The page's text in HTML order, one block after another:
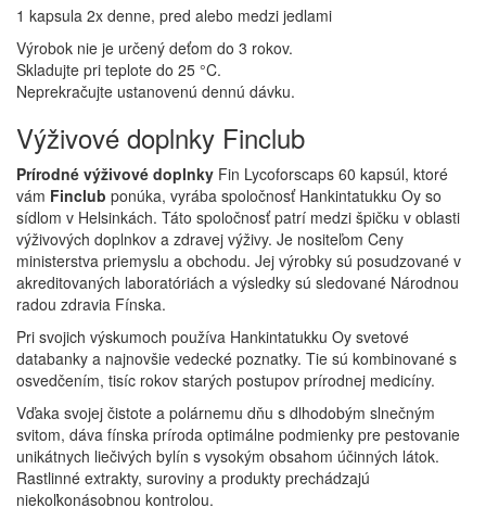
1 kapsula 2x denne, pred alebo medzi jedlami
Výrobok nie je určený deťom do 3 rokov.
Skladujte pri teplote do 25 °C.
Neprekračujte ustanovenú dennú dávku.
Výživové doplnky Finclub
Prírodné výživové doplnky Fin Lycoforscaps 60 kapsúl, ktoré
vám Finclub ponúka, vyrába spoločnosť Hankintatukku Oy so
sídlom v Helsinkách. Táto spoločnosť patrí medzi špičku v oblasti
výživových doplnkov a zdravej výživy. Je nositeľom Ceny
ministerstva priemyslu a obchodu. Jej výrobky sú posudzované v
akreditovaných laboratóriách a výsledky sú sledované Národnou
radou zdravia Fínska.
Pri svojich výskumoch používa Hankintatukku Oy svetové
databanky a najnovšie vedecké poznatky. Tie sú kombinované s
osvedčením, tisíc rokov starých postupov prírodnej medicíny.
Vďaka svojej čistote a polárnemu dňu s dlhodobým slnečným
svitom, dáva fínska príroda optimálne podmienky pre pestovanie
unikátnych liečivých bylín s vysokým obsahom účinných látok.
Rastlinné extrakty, suroviny a produkty prechádzajú
niekoľkonásobnou kontrolou.